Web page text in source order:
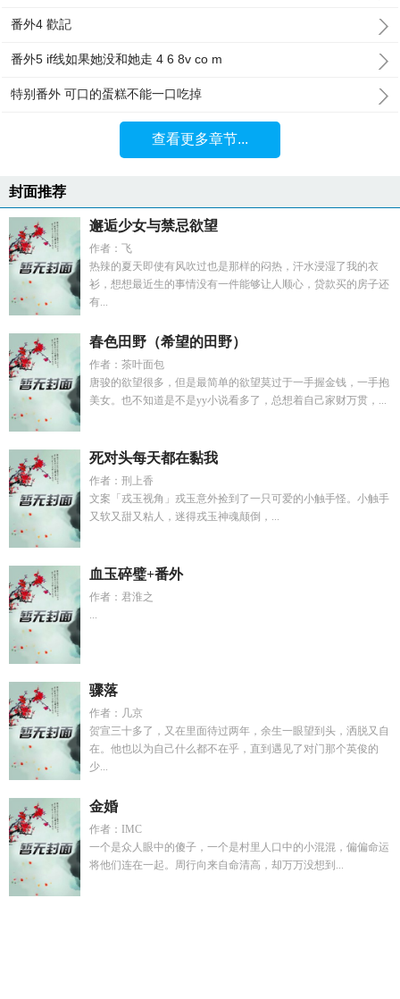
番外4 歡記
番外5 if线如果她没和她走 4 6 8v co m
特别番外 可口的蛋糕不能一口吃掉
查看更多章节...
封面推荐
邂逅少女与禁忌欲望
作者：飞
热辣的夏天即使有风吹过也是那样的闷热，汗水浸湿了我的衣
衫，想想最近生的事情没有一件能够让人顺心，贷款买的房子还
有...
春色田野（希望的田野）
作者：茶叶面包
唐骏的欲望很多，但是最简单的欲望莫过于一手握金钱，一手抱
美女。也不知道是不是yy小说看多了，总想着自己家财万贯，...
死对头每天都在黏我
作者：刑上香
文案「戎玉视角」戎玉意外捡到了一只可爱的小触手怪。小触手
又软又甜又粘人，迷得戎玉神魂颠倒，...
血玉碎璧+番外
作者：君淮之
...
骤落
作者：几京
贺宣三十多了，又在里面待过两年，余生一眼望到头，洒脱又自
在。他也以为自己什么都不在乎，直到遇见了对门那个英俊的
少...
金婚
作者：IMC
一个是众人眼中的傻子，一个是村里人口中的小混混，偏偏命运
将他们连在一起。周行向来自命清高，却万万没想到...